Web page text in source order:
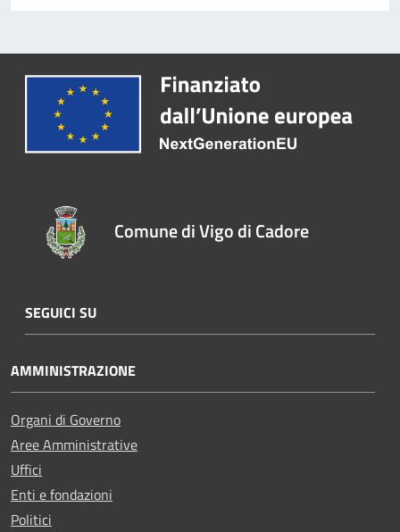
Comune di Vigo di Cadore
SEGUICI SU
AMMINISTRAZIONE
Organi di Governo
Aree Amministrative
Uffici
Enti e fondazioni
Politici